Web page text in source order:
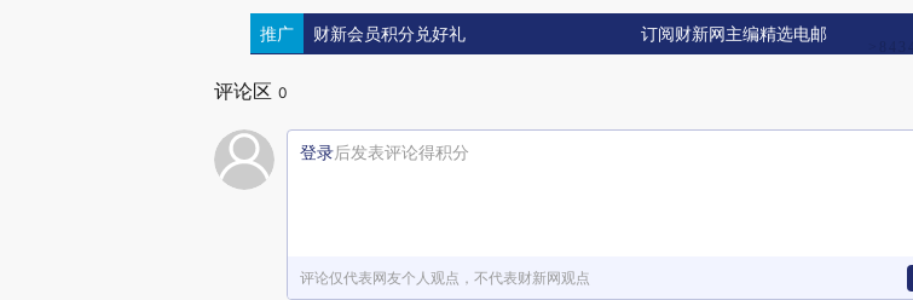
推广 财新会员积分兑好礼 订阅财新网主编精选电邮
评论区 0
登录后发表评论得积分
评论仅代表网友个人观点，不代表财新网观点